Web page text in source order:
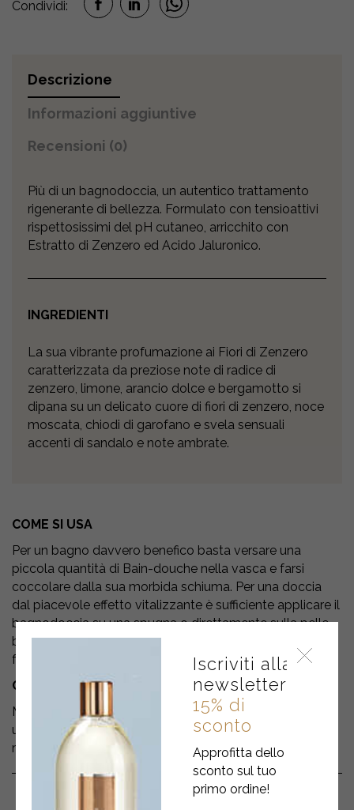
Iscriviti alla
newsletter
15% di
sconto
Approfitta dello
sconto sul tuo
primo ordine!
Zenzero
Condividi:
Descrizione
Informazioni aggiuntive
Recensioni (0)
Più di un bagnodoccia, un autentico trattamento
rigenerante di bellezza. Formulato con tensioattivi
rispettosissimi del pH cutaneo, arricchito con
Estratto di Zenzero ed Acido Jaluronico.
INGREDIENTI
La sua vibrante profumazione ai Fiori di Zenzero
caratterizzata da preziose note di radice di
zenzero, limone, arancio dolce e bergamotto si
dipana su un delicato cuore di fiori di zenzero, noce
moscata, chiodi di garofano e svela sensuali
accenti di sandalo e note ambrate.
COME SI USA
Per un bagno davvero benefico basta versare una
piccola quantità di Bain-douche nella vasca e farsi
coccolare dalla sua morbida schiuma. Per una doccia
dal piacevole effetto vitalizzante è sufficiente applicare il
bagnodoccia su una spugna o direttamente sulla pelle
bagnata e lasciarsi avvolgere dalla sua sensuale
fragranza.
COME SARÀ LA TUA PELLE
Mentre deterge, nutre ed idrata la pelle avvolgendola in
una fresca e speziata fragranza, la rende
magnificamente profumata e vitale.